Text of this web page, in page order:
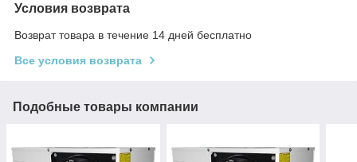
Условия возврата
Возврат товара в течение 14 дней бесплатно
Все условия возврата
Подобные товары компании